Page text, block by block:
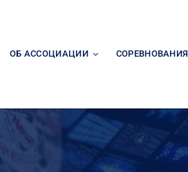
ОБ АССОЦИАЦИИ СОРЕВНОВАНИЯ